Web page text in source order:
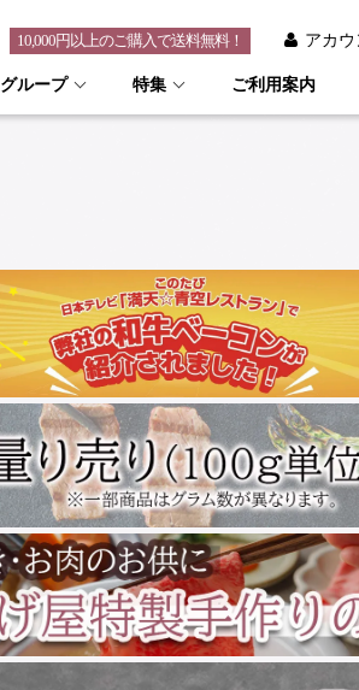
10,000円以上のご購入で送料無料！ アカウ
グループ 特集 ご利用案内